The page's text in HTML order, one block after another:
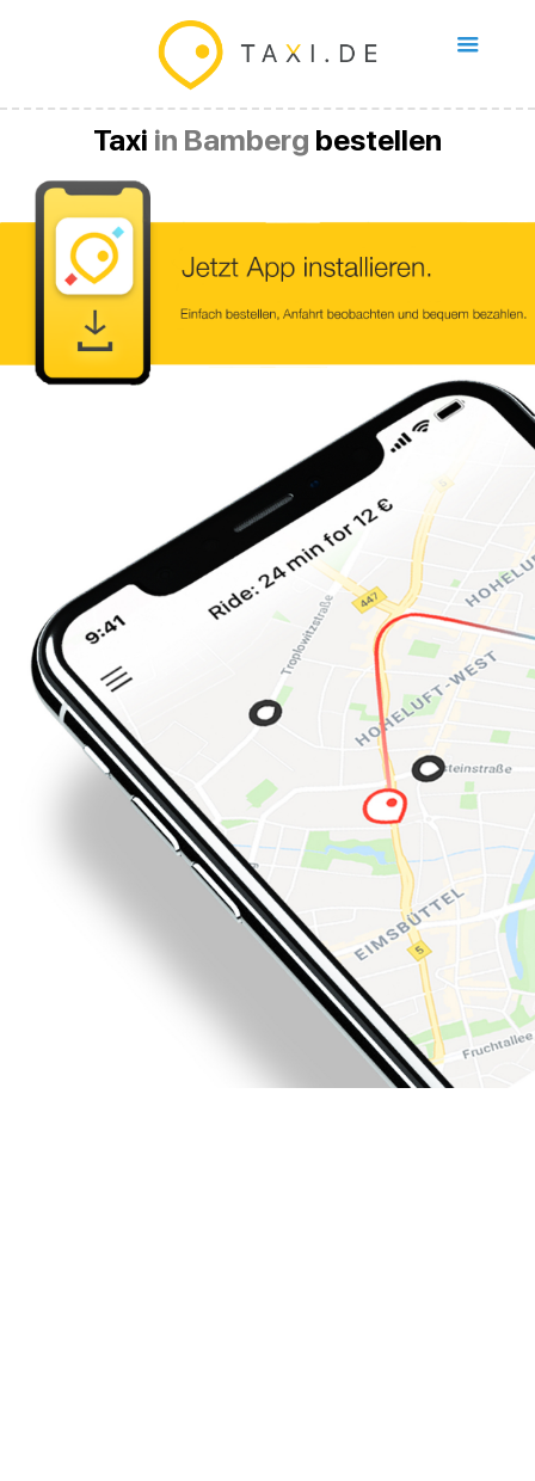
Taxi in Bamberg bestellen